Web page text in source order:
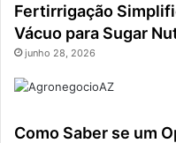
Fertirrigação
Vácuo para Sugar
junho 28, 2026
Como Saber se um